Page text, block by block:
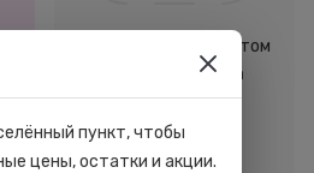
Защити кожу этим летом
31 августа
пункт, чтобы
цены, остатки и акции.